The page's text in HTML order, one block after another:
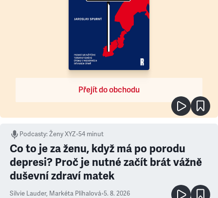
Přejít do obchodu
Podcasty:Ženy XYZ•54 minut
Co to je za ženu, když má po porodu
depresi? Proč je nutné začít brát vážně
duševní zdraví matek
Silvie Lauder, Markéta Plíhalová•5. 8. 2026